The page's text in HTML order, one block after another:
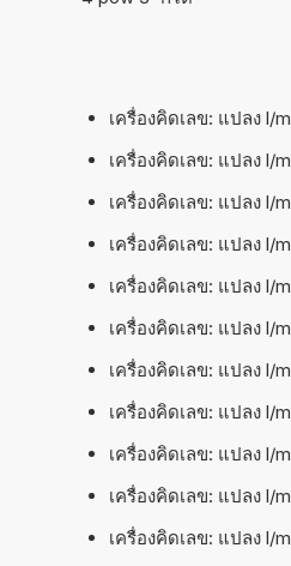
เครื่องคิดเลข: แปลง l/
เครื่องคิดเลข: แปลง l/
เครื่องคิดเลข: แปลง l/
เครื่องคิดเลข: แปลง l/
เครื่องคิดเลข: แปลง l/
เครื่องคิดเลข: แปลง l/
เครื่องคิดเลข: แปลง l/
เครื่องคิดเลข: แปลง l/
เครื่องคิดเลข: แปลง l/
เครื่องคิดเลข: แปลง l/
เครื่องคิดเลข: แปลง l/